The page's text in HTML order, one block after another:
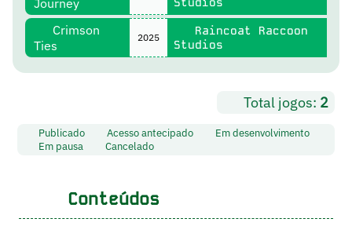
Journey
Crimson
Ties
2025
Raincoat Raccoon
Studios
Total jogos: 2
Publicado Acesso antecipado
Em desenvolvimento
Em pausa
Cancelado
Conteúdos